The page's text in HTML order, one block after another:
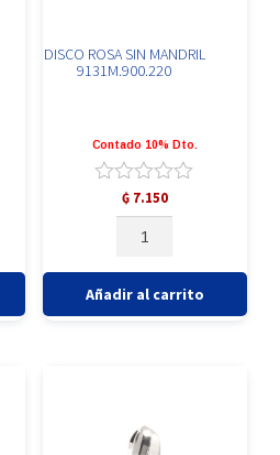
DISCO ROSA SIN MANDRIL
9131M.900.220
Contado 10% Dto.
Valorado
con
5
₲7.150
ROSA
SIN
MANDRIL
9131M.900.220
Añadir al carrito